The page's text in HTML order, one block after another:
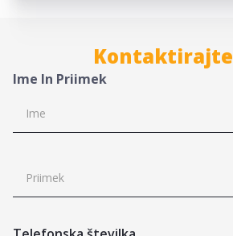
Kontaktirajte
Ime In Priimek